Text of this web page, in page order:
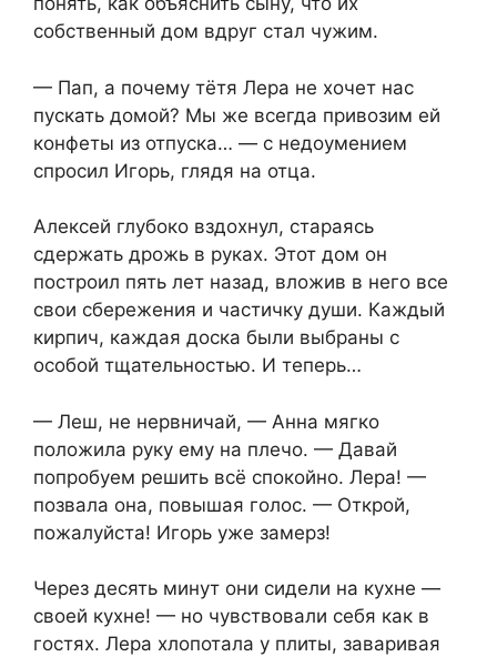
собственный дом вдруг стал чужим.
— Пап, а почему тётя Лера не хочет нас
пускать домой? Мы же всегда привозим ей
конфеты из отпуска… — с недоумением
спросил Игорь, глядя на отца.
Алексей глубоко вздохнул, стараясь
сдержать дрожь в руках. Этот дом он
построил пять лет назад, вложив в него все
свои сбережения и частичку души. Каждый
кирпич, каждая доска были выбраны с
особой тщательностью. И теперь…
— Леш, не нервничай, — Анна мягко
положила руку ему на плечо. — Давай
попробуем решить всё спокойно. Лера! —
позвала она, повышая голос. — Открой,
пожалуйста! Игорь уже замерз!
Через десять минут они сидели на кухне —
своей кухне! — но чувствовали себя как в
гостях. Лера хлопотала у плиты, заваривая